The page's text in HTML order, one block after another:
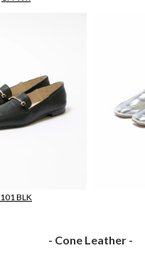
101 BLK
- Cone Leather -